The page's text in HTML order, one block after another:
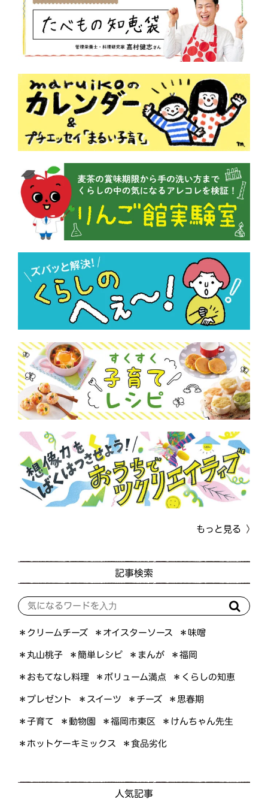
もっと見る
記事検索
＊クリームチーズ ＊オイスターソース ＊味噌
＊丸山桃子 ＊簡単レシピ ＊まんが ＊福岡
＊おもてなし料理 ＊ボリューム満点 ＊くらしの知恵
＊プレゼント ＊スイーツ ＊チーズ ＊思春期
＊子育て ＊動物園 ＊福岡市東区 ＊けんちゃん先生
＊ホットケーキミックス ＊食品劣化
人気記事